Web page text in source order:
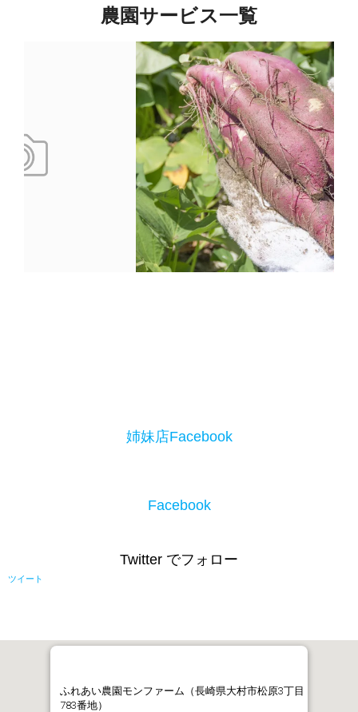
農園サービス一覧
姉妹店Facebook
Facebook
Twitter でフォロー
ツイート
ふれあい農園モンファーム（長崎県大村市松原3丁目
783番地）